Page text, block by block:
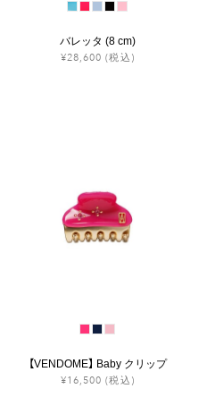
バレッタ (8 cm)
¥28,600 (税込)
【VENDOME】 Baby クリップ
¥16,500 (税込)